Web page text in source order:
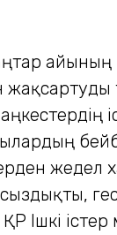
қаңтар
жедел
Ішкі